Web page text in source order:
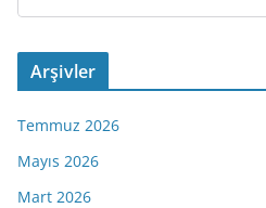
Arşivler
Temmuz 2026
Mayıs 2026
Mart 2026